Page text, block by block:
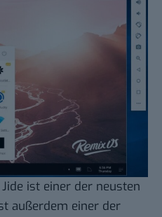
ist einer der neusten
außerdem einer der